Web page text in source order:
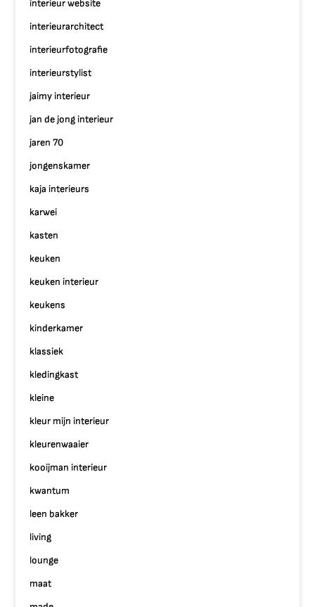
interieur website
interieurarchitect
interieurfotografie
interieurstylist
jaimy interieur
jan de jong interieur
jaren 70
jongenskamer
kaja interieurs
karwei
kasten
keuken
keuken interieur
keukens
kinderkamer
klassiek
kledingkast
kleine
kleur mijn interieur
kleurenwaaier
kooijman interieur
kwantum
leen bakker
living
lounge
maat